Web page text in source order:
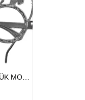
MİKA TAÇ GÖZLÜK MOM TO BE GÜMÜŞ